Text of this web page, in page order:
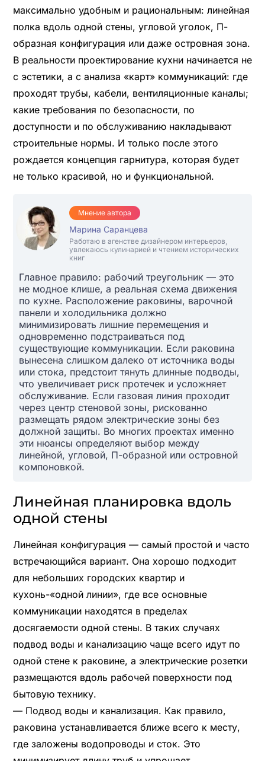
максимально удобным и рациональным: линейная
полка вдоль одной стены, угловой уголок, П-
образная конфигурация или даже островная зона.
В реальности проектирование кухни начинается не
с эстетики, а с анализа «карт» коммуникаций: где
проходят трубы, кабели, вентиляционные каналы;
какие требования по безопасности, по
доступности и по обслуживанию накладывают
строительные нормы. И только после этого
рождается концепция гарнитура, которая будет
не только красивой, но и функциональной.
Мнение автора
Марина Саранцева
Работаю в агенстве дизайнером интерьеров,
увлекаюсь кулинарией и чтением исторических
книг
Главное правило: рабочий треугольник — это
не модное клише, а реальная схема движения
по кухне. Расположение раковины, варочной
панели и холодильника должно
минимизировать лишние перемещения и
одновременно подстраиваться под
существующие коммуникации. Если раковина
вынесена слишком далеко от источника воды
или стока, предстоит тянуть длинные подводы,
что увеличивает риск протечек и усложняет
обслуживание. Если газовая линия проходит
через центр стеновой зоны, рискованно
размещать рядом электрические зоны без
должной защиты. Во многих проектах именно
эти нюансы определяют выбор между
линейной, угловой, П-образной или островной
компоновкой.
Линейная планировка вдоль
одной стены
Линейная конфигурация — самый простой и часто
встречающийся вариант. Она хорошо подходит
для небольших городских квартир и
кухонь-«одной линии», где все основные
коммуникации находятся в пределах
досягаемости одной стены. В таких случаях
подвод воды и канализацию чаще всего идут по
одной стене к раковине, а электрические розетки
размещаются вдоль рабочей поверхности под
бытовую технику.
— Подвод воды и канализация. Как правило,
раковина устанавливается ближе всего к месту,
где заложены водопроводы и сток. Это